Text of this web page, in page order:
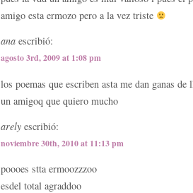
amigo esta ermozo pero a la vez triste
ana escribió:
agosto 3rd, 2009 at 1:08 pm
los poemas que escriben asta me dan ganas
un amigoq que quiero mucho
arely escribió:
noviembre 30th, 2010 at 11:13 pm
poooes stta ermoozzzoo
esdel total agraddoo